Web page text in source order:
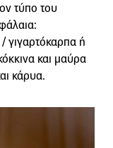
τύπο του
γιγαρτόκαρπα ή
και μαύρα
κάρυα.